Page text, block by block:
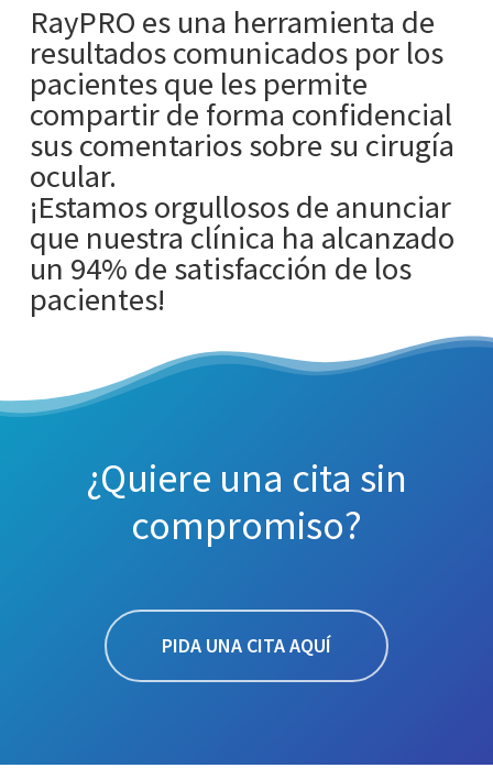
RayPRO es una herramienta de
resultados comunicados por los
pacientes que les permite
compartir de forma confidencial
sus comentarios sobre su cirugía
ocular.
¡Estamos orgullosos de anunciar
que nuestra clínica ha alcanzado
un 94% de satisfacción de los
pacientes!
¿Quiere una cita sin
compromiso?
PIDA UNA CITA AQUÍ